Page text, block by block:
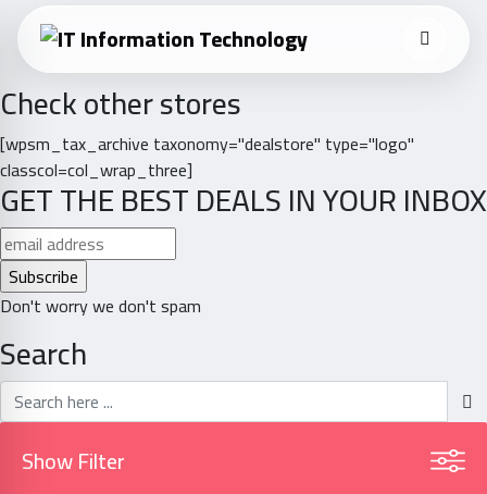
Check other stores
[wpsm_tax_archive taxonomy="dealstore" type="logo"
classcol=col_wrap_three]
GET THE BEST DEALS IN YOUR INBOX
Don't worry we don't spam
Search
Show Filter